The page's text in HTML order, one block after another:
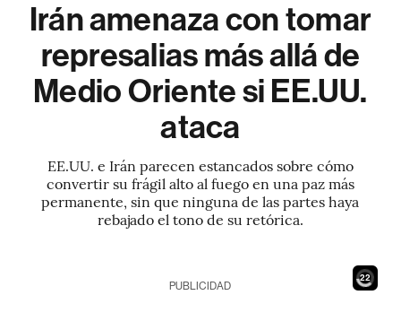
Irán amenaza con tomar
represalias más allá de
Medio Oriente si EE.UU.
ataca
EE.UU. e Irán parecen estancados sobre cómo
convertir su frágil alto al fuego en una paz más
permanente, sin que ninguna de las partes haya
rebajado el tono de su retórica.
20
PUBLICIDAD